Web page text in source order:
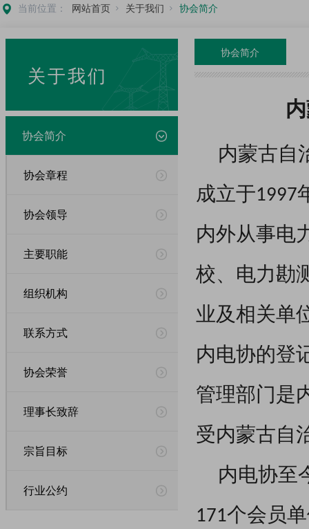
当前位置： 网站首页 关于我们 协会简介
关于我们
协会简介
协会章程
协会领导
主要职能
组织机构
联系方式
协会荣誉
理事长致辞
宗旨目标
行业公约
协会简介
内蒙古自
成立于1997
内外从事电
校、电力勘
业及相关单
内电协的登
管理部门是
受内蒙古自
内电协至
171个会员